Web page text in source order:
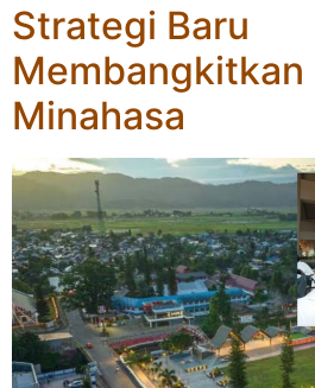
Strategi Baru
Membangkitkan
Minahasa